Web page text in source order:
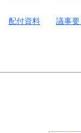
配付資料 議事要